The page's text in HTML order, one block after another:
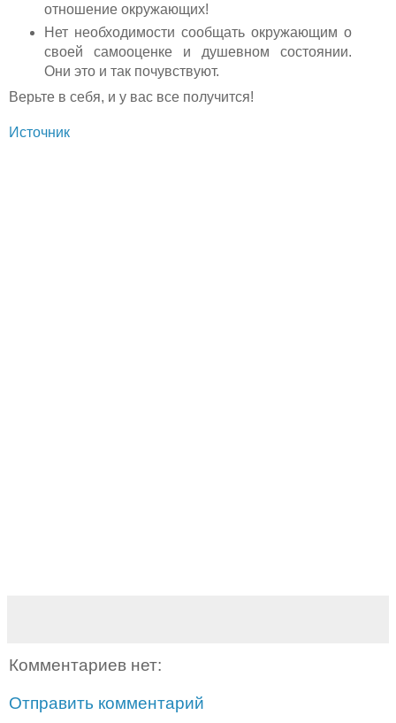
отношение окружающих!
Нет необходимости сообщать окружающим о
своей самооценке и душевном состоянии.
Они это и так почувствуют.
Верьте в себя, и у вас все получится!
Источник
Комментариев нет:
Отправить комментарий